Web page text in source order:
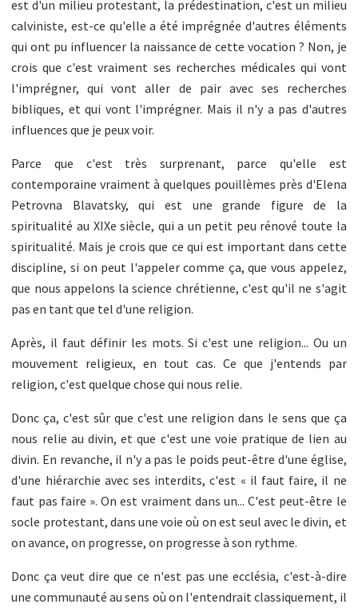
est d'un milieu protestant, la prédestination, c'est un milieu
calviniste, est-ce qu'elle a été imprégnée d'autres éléments
qui ont pu influencer la naissance de cette vocation ? Non, je
crois que c'est vraiment ses recherches médicales qui vont
l'imprégner, qui vont aller de pair avec ses recherches
bibliques, et qui vont l'imprégner. Mais il n'y a pas d'autres
influences que je peux voir.
Parce que c'est très surprenant, parce qu'elle est
contemporaine vraiment à quelques pouillèmes près d'Elena
Petrovna Blavatsky, qui est une grande figure de la
spiritualité au XIXe siècle, qui a un petit peu rénové toute la
spiritualité. Mais je crois que ce qui est important dans cette
discipline, si on peut l'appeler comme ça, que vous appelez,
que nous appelons la science chrétienne, c'est qu'il ne s'agit
pas en tant que tel d'une religion.
Après, il faut définir les mots. Si c'est une religion... Ou un
mouvement religieux, en tout cas. Ce que j'entends par
religion, c'est quelque chose qui nous relie.
Donc ça, c'est sûr que c'est une religion dans le sens que ça
nous relie au divin, et que c'est une voie pratique de lien au
divin. En revanche, il n'y a pas le poids peut-être d'une église,
d'une hiérarchie avec ses interdits, c'est « il faut faire, il ne
faut pas faire ». On est vraiment dans un... C'est peut-être le
socle protestant, dans une voie où on est seul avec le divin, et
on avance, on progresse, on progresse à son rythme.
Donc ça veut dire que ce n'est pas une ecclésia, c'est-à-dire
une communauté au sens où on l'entendrait classiquement, il